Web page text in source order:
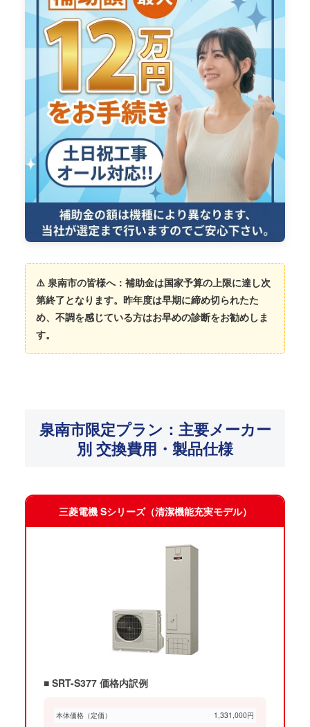
⚠️ 泉南市の皆様へ：補助金は国家予算の上限に達し次
第終了となります。昨年度は早期に締め切られたた
め、不調を感じている方はお早めの診断をお勧めしま
す。
泉南市限定プラン：主要メーカー
別 交換費用・製品仕様
三菱電機 Sシリーズ（清潔機能充実モデル）
■ SRT-S377 価格内訳例
本体価格（定価）
1,331,000円